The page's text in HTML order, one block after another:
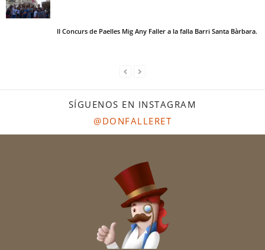
II Concurs de Paelles Mig Any Faller a la falla Barri Santa Bàrbara.
SÍGUENOS EN INSTAGRAM
@DONFALLERET